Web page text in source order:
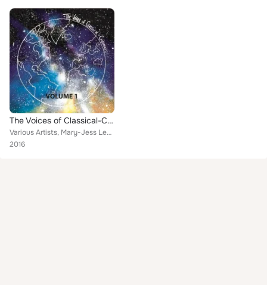
The Voices of Classical-Crossover, Vol. 1
Various Artists, Mary-Jess Leverland, Grace Bawden, Alessandra Paonessa, Dione Baker, Kathleen Moore & Gari Glaysher, Bruce Ande...
2016